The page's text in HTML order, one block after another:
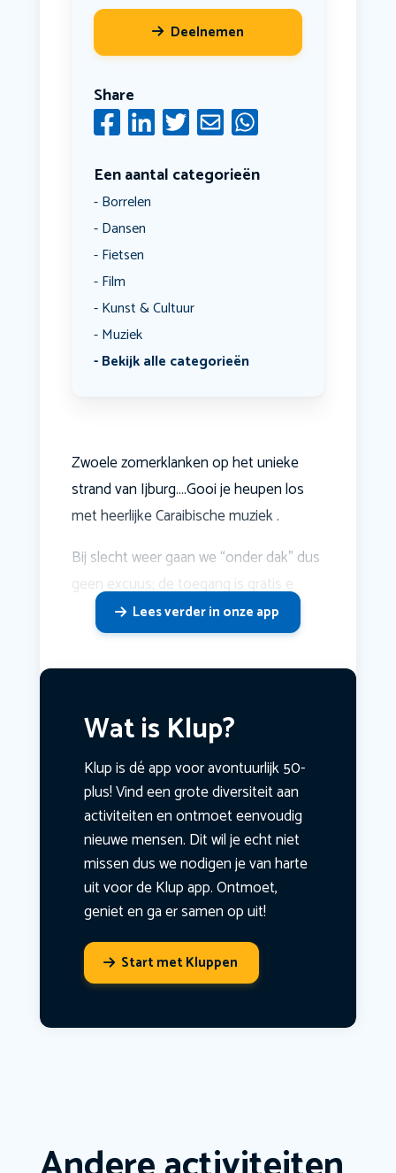
Deelnemen
Share
Een aantal categorieën
Borrelen
Dansen
Fietsen
Film
Kunst & Cultuur
Muziek
Bekijk alle categorieën
Zwoele zomerklanken op het unieke
strand van Ijburg….Gooi je heupen los
met heerlijke Caraibische muziek .
Bij slecht weer gaan we “onder dak” dus
geen excuus; de toegang is gratis e
Lees verder in onze app
Wat is Klup?
Klup is dé app voor avontuurlijk 50-
plus! Vind een grote diversiteit aan
activiteiten en ontmoet eenvoudig
nieuwe mensen. Dit wil je echt niet
missen dus we nodigen je van harte
uit voor de Klup app. Ontmoet,
geniet en ga er samen op uit!
Start met Kluppen